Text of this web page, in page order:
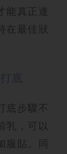
能真正達
在最佳狀
底步驟不
乳，可以
服貼。同